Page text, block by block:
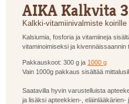
AIKA Kalkvita
Kalkki-vitamiinivalmiste
Kalsiumia, fosforia ja vitamiineja
vitaminoimiseksi ja kivennäissaannin
Pakkauskoot: 300 g ja1000 g
Vain 1000g pakkaus sisältää
Saatavilla hyvin varustelluista
ja lisäksi apteekkien-,